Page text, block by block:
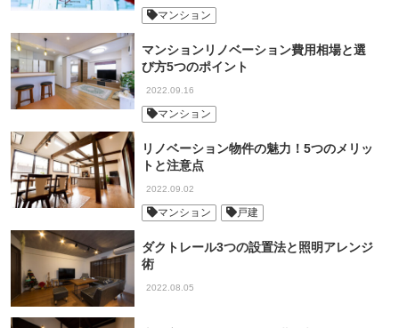
マンション
マンションリノベーション費用相場と選
び方5つのポイント
2022.09.16
マンション
リノベーション物件の魅力！5つのメリッ
トと注意点
2022.09.02
マンション 戸建
ダクトレール3つの設置法と照明アレンジ
術
2022.08.05